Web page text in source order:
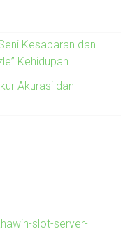
Kesabaran dan
Kehidupan
Akurasi dan
slot-server-